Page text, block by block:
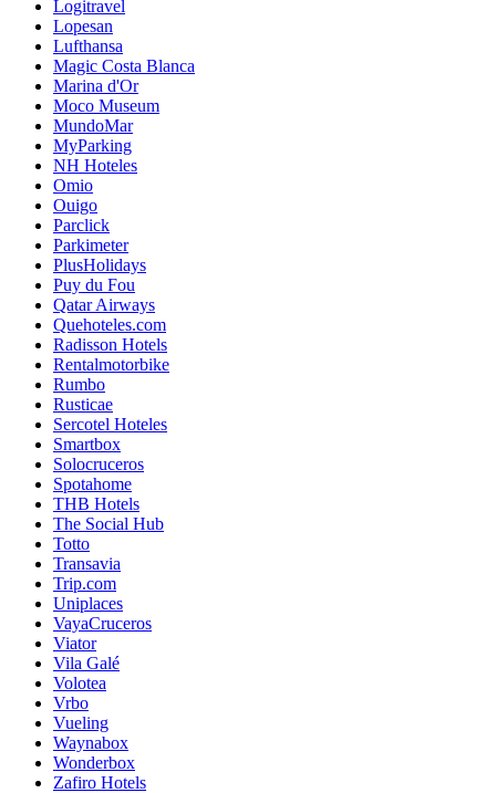
Logitravel
Lopesan
Lufthansa
Magic Costa Blanca
Marina d'Or
Moco Museum
MundoMar
MyParking
NH Hoteles
Omio
Ouigo
Parclick
Parkimeter
PlusHolidays
Puy du Fou
Qatar Airways
Quehoteles.com
Radisson Hotels
Rentalmotorbike
Rumbo
Rusticae
Sercotel Hoteles
Smartbox
Solocruceros
Spotahome
THB Hotels
The Social Hub
Totto
Transavia
Trip.com
Uniplaces
VayaCruceros
Viator
Vila Galé
Volotea
Vrbo
Vueling
Waynabox
Wonderbox
Zafiro Hotels